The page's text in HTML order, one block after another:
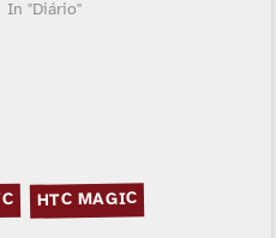
In "Diário"
HTC MAGIC